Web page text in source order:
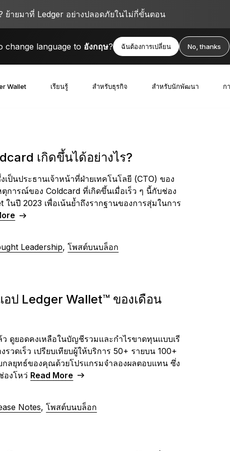
ย้ายมาที่ Ledger อย่างปลอดภัยในไม่กี่ขั้นตอน
change language to อังกฤษ? ฉันต้องการเปลี่ยน No, thanks
Ledger Nanoรุ่น
แพ็ก
อุปก
Wallet
องวลีกู้คืน การ์ด
All
เรียนรู้
อก
จะ
ไม่
สำหรับธุรกิจ
อง Ledger
พันธมิตรทางธุรกิจแบบ
สำหรับนักพัฒนา ก
บสำรองวลีกู้คืน
มิเต็ด
ตภัณฑ์ทั้งหมด
เกิดขึ้นได้อย่างไร?
เป็นประธานเจ้าหน้าที่ฝ่ายเทคโนโลยี (CTO) ของ
ตุการณ์ของ Coldcard ที่เกิดขึ้นเมื่อเร็ว ๆ นี้กับช่อง
ในปี 2023 เพื่อเน้นย้ำถึงรากฐานของการสุ่มในการ
Leadership,โพสต์บนบล็อก
อป Ledger Wallet™ ของเดือน
ว ดูยอดคงเหลือในบัญชีรวมและกำไรขาดทุนแบบเรี
วดเร็ว เปรียบเทียบผู้ให้บริการ 50+ รายบน 100+
ลยุทธ์ของคุณด้วยโปรแกรมจำลองผลตอบแทน ซึ่ง
องโหว่ Read More
Notes,โพสต์บนบล็อก